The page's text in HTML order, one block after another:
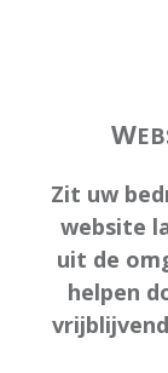
W
Zit uw
website
uit de
helpen